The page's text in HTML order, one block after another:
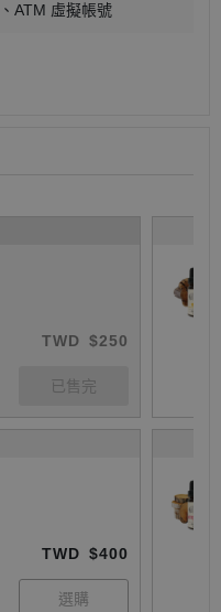
ATM 虛擬帳號
TWD $250
TWD $400